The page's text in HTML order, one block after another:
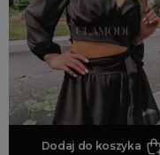
Dodaj do koszyka